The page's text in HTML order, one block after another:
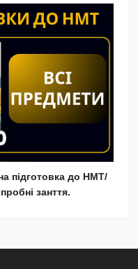
підготовка до НМТ/
занття.